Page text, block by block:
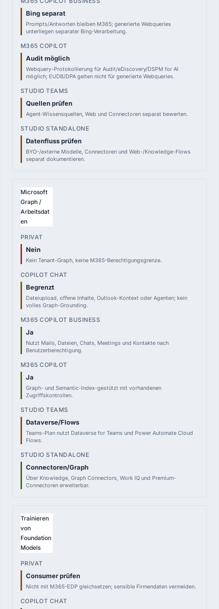
Bing separat
Prompts/Antworten bleiben M365; generierte Webqueries
unterliegen separater Bing-Verarbeitung.
Audit möglich
Webquery-Protokollierung für Audit/eDiscovery/DSPM for AI
möglich; EUDB/DPA gelten nicht für generierte Webqueries.
Quellen prüfen
Agent-Wissensquellen, Web und Connectoren separat bewerten.
Datenfluss prüfen
BYO-/externe Modelle, Connectoren und Web-/Knowledge-Flows
separat dokumentieren.
Microsoft
Graph /
Arbeitsdat
en
Nein
Kein Tenant-Graph, keine M365-Berechtigungsgrenze.
Begrenzt
Dateiupload, offene Inhalte, Outlook-Kontext oder Agenten; kein
volles Graph-Grounding.
Ja
Nutzt Mails, Dateien, Chats, Meetings und Kontakte nach
Benutzerberechtigung.
Ja
Graph- und Semantic-Index-gestützt mit vorhandenen
Zugriffskontrollen.
Dataverse/Flows
Teams-Plan nutzt Dataverse for Teams und Power Automate Cloud
Flows.
Connectoren/Graph
Über Knowledge, Graph Connectors, Work IQ und Premium-
Connectoren erweiterbar.
Trainieren
von
Foundation
Models
Consumer prüfen
Nicht mit M365-EDP gleichsetzen; sensible Firmendaten vermeiden.